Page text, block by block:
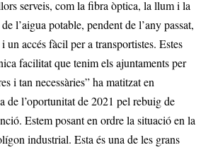
serveis, com la fibra òptica, la llum i la
l’aigua potable, pendent de l’any passat,
un accés fàcil per a transportistes. Estes
facilitat que tenim els ajuntaments per
i tan necessàries” ha matitzat en
de l’oportunitat de 2021 pel rebuig de
Estem posant en ordre la situació en la
industrial. Esta és una de les grans